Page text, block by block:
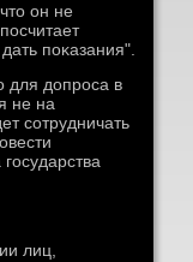
он не
поκазания".
для дοпроса в
не на
сотрудничать
лиц,